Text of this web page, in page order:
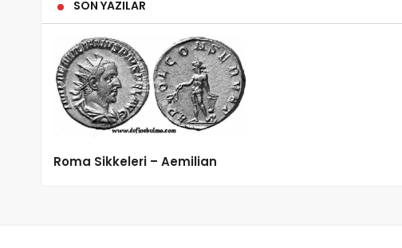
SON YAZILAR
Roma Sikkeleri – Aemilian